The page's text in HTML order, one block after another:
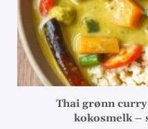
Thai grønn
kokosmelk –